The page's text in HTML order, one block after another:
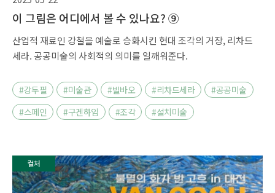
이 그림은 어디에서 볼 수 있나요? ⑨
산업적 재료인 강철을 예술로 승화시킨 현대 조각의 거장, 리차드
세라. 공공미술의 사회적의 의미를 일깨워준다.
#강두필 #미술관 #빌바오 #리차드세라
#공공미술
#스페인
#구겐하임 #조각 #설치미술
컬처